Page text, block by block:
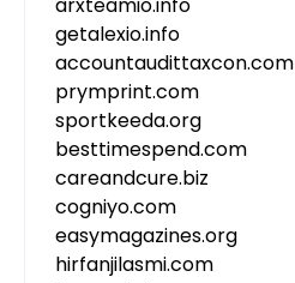
getalexio.info
accountaudittaxcon.com
prymprint.com
sportkeeda.org
besttimespend.com
careandcure.biz
cogniyo.com
easymagazines.org
hirfanjilasmi.com